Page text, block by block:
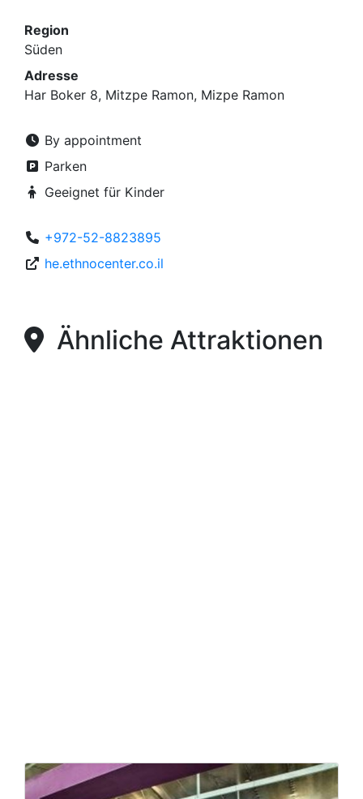
Region
Süden
Adresse
Har Boker 8, Mitzpe Ramon, Mizpe Ramon
By appointment
Parken
Geeignet für Kinder
+972-52-8823895
he.ethnocenter.co.il
Ähnliche Attraktionen